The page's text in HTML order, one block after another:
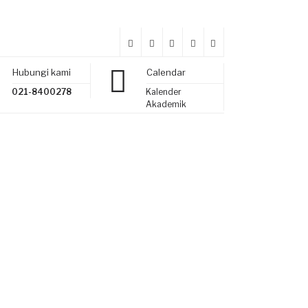
Hubungi kami
021-8400278
Calendar
Kalender
Akademik